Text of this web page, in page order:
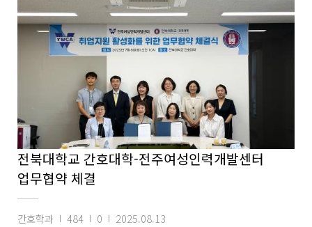
전북대학교 간호대학-전주여성인력개발센터
업무협약 체결
간호학과 484 0 2025.08.13